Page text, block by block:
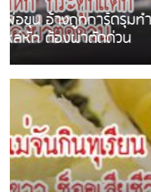
ชาวเน็ตสวดยับ! พ
หน้าพ่อขุนฯ พอไม่ซื้